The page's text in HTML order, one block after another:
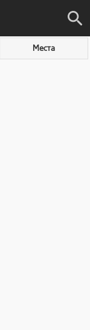
Места